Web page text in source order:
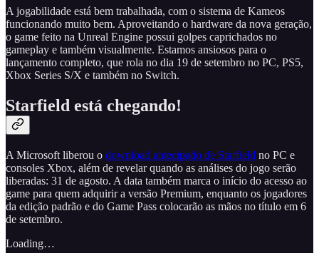
A jogabilidade está bem trabalhada, com o sistema de Kameos
funcionando muito bem. Aproveitando o hardware da nova geração,
o game feito na Unreal Engine possui golpes caprichados no
gameplay e também visualmente. Estamos ansiosos para o
lançamento completo, que rola no dia 19 de setembro no PC, PS5,
Xbox Series S/X e também no Switch.
Starfield está chegando!
A Microsoft liberou o download antecipado de Starfield no PC e
consoles Xbox, além de revelar quando as análises do jogo serão
liberadas: 31 de agosto. A data também marca o início do acesso ao
game para quem adquirir a versão Premium, enquanto os jogadores
da edição padrão e do Game Pass colocarão as mãos no título em 6
de setembro.
Loading…